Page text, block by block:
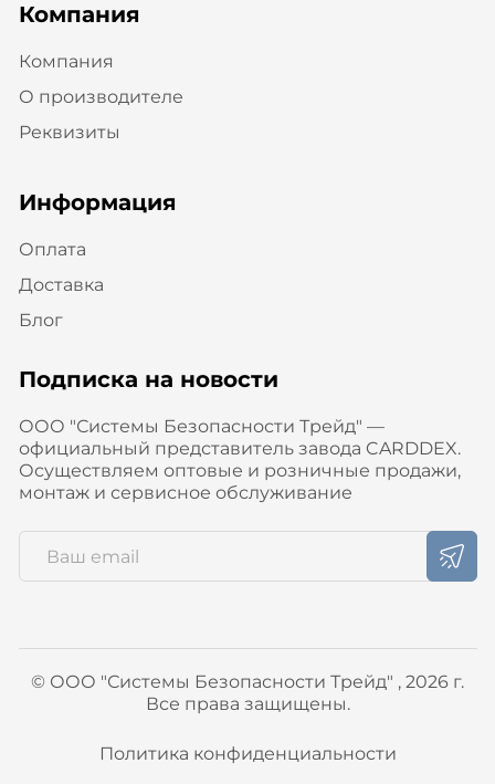
Компания
Компания
О производителе
Реквизиты
Информация
Оплата
Доставка
Блог
Подписка на новости
ООО "Системы Безопасности Трейд" —
официальный представитель завода CARDDEX.
Осуществляем оптовые и розничные продажи,
монтаж и сервисное обслуживание
© ООО "Системы Безопасности Трейд" , 2026 г.
Все права защищены.
Политика конфиденциальности